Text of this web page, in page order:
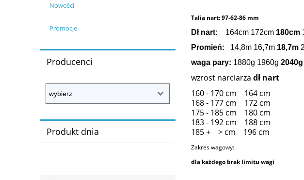
Nowości
Promocje
Producenci
Produkt dnia
Talia nart: 97-62-86 mm
Dł nart: 164cm 172cm 180cm
Promień: 14,8m 16,7m 18,7m
waga pary: 1880g 1960g 2040g
wzrost narciarza dł nart
160 - 170 cm 164 cm
168 - 177 cm 172 cm
175 - 185 cm 180 cm
183 - 192 cm 188 cm
185 + > cm 196 cm
Zakres wagowy:
dla każdego brak limitu wagi